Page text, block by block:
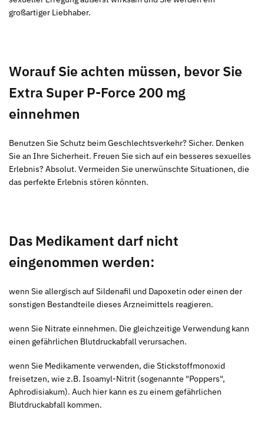
großartiger Liebhaber.
Worauf Sie achten müssen, bevor Sie
Extra Super P-Force 200 mg
einnehmen
Benutzen Sie Schutz beim Geschlechtsverkehr? Sicher. Denken
Sie an Ihre Sicherheit. Freuen Sie sich auf ein besseres sexuelles
Erlebnis? Absolut. Vermeiden Sie unerwünschte Situationen, die
das perfekte Erlebnis stören könnten.
Das Medikament darf nicht
eingenommen werden:
wenn Sie allergisch auf Sildenafil und Dapoxetin oder einen der
sonstigen Bestandteile dieses Arzneimittels reagieren.
wenn Sie Nitrate einnehmen. Die gleichzeitige Verwendung kann
einen gefährlichen Blutdruckabfall verursachen.
wenn Sie Medikamente verwenden, die Stickstoffmonoxid
freisetzen, wie z.B. Isoamyl-Nitrit (sogenannte "Poppers",
Aphrodisiakum). Auch hier kann es zu einem gefährlichen
Blutdruckabfall kommen.